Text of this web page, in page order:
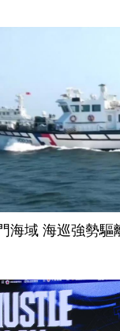
海域 海巡強勢驅